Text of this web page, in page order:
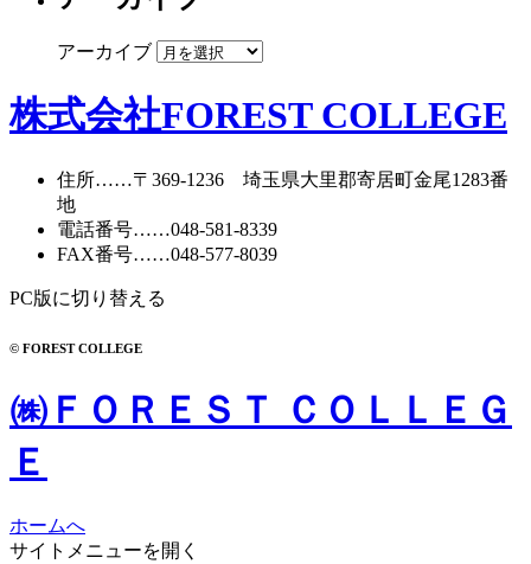
アーカイブ
株式会社FOREST COLLEGE
住所……〒369-1236 埼玉県大里郡寄居町金尾1283番
地
電話番号……048-581-8339
FAX番号……048-577-8039
PC版に切り替える
© FOREST COLLEGE
㈱ＦＯＲＥＳＴ ＣＯＬＬＥＧ
Ｅ
ホームへ
サイトメニューを開く